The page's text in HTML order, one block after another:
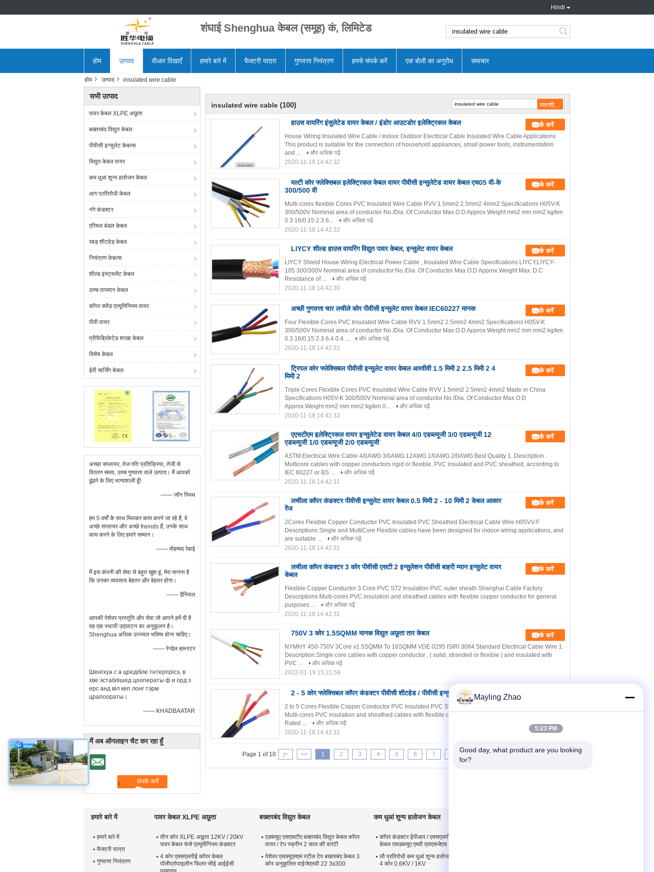
Hindi
शंघाई Shenghua केबल (समूह) कं, लिमिटेड
search
होम उत्पाद वीआर दिखाएँ हमारे बारे में फैक्टरी यात्रा गुणवत्ता नियंत्रण हमसे संपर्क करें एक बोली का अनुरोध समाचार
होम उत्पाद insulated wire cable
सभी उत्पाद
पावर केबल XLPE अछूता
बख्तरबंद विद्युत केबल
पीवीसी इन्सुलेट केबल्स
विद्युत केबल वायर
कम धुआं शून्य हलोजन केबल
आग प्रतिरोधी केबल
नंगे कंडक्टर
एरियल बंडल केबल
रबड़ शीटहेड केबल
नियंत्रण केबल्स
शील्ड इंस्ट्रूमेंट केबल
उच्च तापमान केबल
कॉपर क्लैड एल्यूमिनियम वायर
पीवी वायर
प्रीफैब्रिकेटेड शाखा केबल
विशेष केबल
ईवी चार्जिंग केबल
अच्छा सप्लायर, तेज गति प्रतिक्रिया, तेजी से
वितरण समय, उच्च गुणवत्ता वाले उत्पाद। मैं आपको
ढूंढने के लिए भाग्यशाली हूँ!
—— जॉन स्मिथ
हम 5 वर्षों के साथ मिलकर काम करने जा रहे हैं, वे
अच्छे सप्लायर और अच्छे freinds हैं, उनके साथ
काम करने के लिए हमारे सम्मान।
—— मोहम्मद रेबाई
मैं इस कंपनी की सेवा से बहुत खुश हूं, मेरा मानना ​​है
कि उनका व्यवसाय बेहतर और बेहतर होगा।
—— डैनियल
आपकी पेशेवर प्रस्तुति और सेवा जो आपने हमें दी है
वह एक स्थायी उद्घाटन का अनुकूलन है।
Shenghua अधिक उज्ज्वल भविष्य होना चाहिए।
—— रेन्डेल ब्रूस्टर
Шенгхуа с а цредібле тнтерпрісэ, в
хве эстаблішед цооператы ф и орд з
ерс анд віл кеп лонг тэрм
црапоораты।
—— KHADBAATAR
मैं अब ऑनलाइन चैट कर रहा हूँ
insulated wire cable (100)
हाउस वायरिंग इंसुलेटेड वायर केबल / इंडोर आउटडोर इलेक्ट्रिकल केबल संपर्क करें
House Wiring Insulated Wire Cable / Indoor Outdoor Electrical Cable Insulated Wire Cable Applications
This product is suitable for the connection of household appliances, small power tools, instrumentation
and ...
और अधिक पढ़ें
2020-11-18 14:42:32
मल्टी कोर फ्लेक्सिबल इलेक्ट्रिकल केबल वायर पीवीसी इन्सुलेटेड वायर केबल एच05 वी-के
300/500 वी
संपर्क करें
Multi-cores flexible Cores PVC Insulated Wire Cable RVV 1.5mm2 2.5mm2 4mm2 Specifications H05V-K
300/500V Nominal area of conductor No./Dia. Of Conductor Max.O.D Approx.Weight mm2 mm mm2 kg/km
0.3 16/0.15 2.3 6...
और अधिक पढ़ें
2020-11-18 14:42:32
LIYCY शील्ड हाउस वायरिंग विद्युत पावर केबल, इन्सुलेट वायर केबल संपर्क करें
LIYCY Shield House Wiring Electrical Power Cable , Insulated Wire Cable Specifications LIYCY,LIYCY-
105 300/300V Nominal area of conductor No./Dia. Of Conductor Max.O.D Approx.Weight Max. D.C
Resistance of ...
और अधिक पढ़ें
2020-11-18 14:42:30
अच्छी गुणवत्ता चार लचीले कोर पीवीसी इन्सुलेट वायर केबल IEC60227 मानक संपर्क करें
Four Flexible Cores PVC Insulated Wire Cable RVV 1.5mm2 2.5mm2 4mm2 Specifications H05V-K
300/500V Nominal area of conductor No./Dia. Of Conductor Max.O.D Approx.Weight mm2 mm mm2 kg/km
0.3 16/0.15 2.3 6.4 0.4 ...
और अधिक पढ़ें
2020-11-18 14:42:32
ट्रिपल कोर फ्लेक्सिबल पीवीसी इन्सुलेट वायर केबल आरवीवी 1.5 मिमी 2 2.5 मिमी 2 4
मिमी 2
संपर्क करें
Triple Cores Flexible Cores PVC Insulated Wire Cable RVV 1.5mm2 2.5mm2 4mm2 Made in China
Specifications H05V-K 300/500V Nominal area of conductor No./Dia. Of Conductor Max.O.D
Approx.Weight mm2 mm mm2 kg/km 0...
और अधिक पढ़ें
2020-11-18 14:42:32
एएसटीएम इलेक्ट्रिकल वायर इन्सुलेटेड वायर केबल 4/0 एडब्ल्यूजी 3/0 एडब्ल्यूजी 12
एडब्ल्यूजी 1/0 एडब्ल्यूजी 2/0 एडब्ल्यूजी
संपर्क करें
ASTM Electrical Wire Cable 4/0AWG 3/0AWG 12AWG 1/0AWG 2/0AWG Best Quality 1. Description :
Multicore cables with copper conductors rigid or flexible, PVC insulated and PVC sheathed, according to
IEC 60227 or BS ...
और अधिक पढ़ें
2020-11-18 14:42:31
लचीला कॉपर कंडक्टर पीवीसी इन्सुलेट वायर केबल 0.5 मिमी 2 - 10 मिमी 2 केबल आकार
रेंज
संपर्क करें
2Cores Flexible Copper Conductor PVC Insulated PVC Sheathed Electrical Cable Wire H05VV-F
Descriptions Single and MultiCore Flexible cables have been designed for indoor wiring applications, and
are suitable ...
और अधिक पढ़ें
2020-11-18 14:42:31
लचीला कॉपर कंडक्टर 3 कोर पीवीसी एसटी 2 इन्सुलेशन पीवीसी बाहरी म्यान इन्सुलेट वायर
केबल
संपर्क करें
Flexible Copper Conductor 3 Core PVC ST2 Insulation PVC outer sheath Shanghai Cable Factory
Descriptions Multi-cores PVC insulation and sheathed cables with flexible copper conductor for general
purposes ...
और अधिक पढ़ें
2020-11-18 14:42:31
750V 3 कोर 1.5SQMM मानक विद्युत अछूता तार केबल संपर्क करें
NYMHY 450-750V 3Core x1.5SQMM To 16SQMM VDE 0295 ISIRI 3084 Standard Electrical Cable Wire 1.
Description:Single core cables with copper conductor , ( solid, stranded or flexible ) and insulated with
PVC ...
और अधिक पढ़ें
2022-01-19 15:21:59
2 - 5 कोर फ्लेक्सिबल कॉपर कंडक्टर पीवीसी शीटहेड / पीवीसी इन्सुलेटेड वायर केबल
2 to 5 Cores Flexible Copper Conductor PVC Insulated PVC Sheathed Electrical Cable Wire Construction
Multi-cores PVC insulation and sheathed cables with flexible copper conductor for general purposes
Rated ...
और अधिक पढ़ें
2020-11-18 14:42:31
Page 1 of 10 |< << 1 2 3 4 5 6 7 9 10 >> >|
हमारे बारे में
हमारे बारे में
फैक्टरी यात्रा
गुणवत्ता नियंत्रण
पावर केबल XLPE अछूता
तीन कोर XLPE अछूता 12KV / 20kV
पावर केबल फंसे एल्यूमीनियम कंडक्टर
4 कोर एक्सएलपीई कॉपर केबल
पॉलीप्रोपाइलीन फिलर सीई आईईसी
बख्तरबंद विद्युत केबल
एडब्ल्यूए एसएसटीए बख्तरबंद विद्युत केबल कॉपर
वायर / टेप स्क्रीन 2 साल की वारंटी
पेशेवर एसक्यूएमएम स्टील टेप बख्तरबंद केबल 3
कोर अनुकूलित वाईजेएलवी 22 3x300
कम धुआं शून्य हलोजन केबल
कॉपर कंडक्टर ईपीआर / एक्सएलपीई इन्सुलेट पावर
केबल एसडब्ल्यूए एमवी एलएसजेएच 3 कोर
लौ प्रतिरोधी कम धुआं शून्य हलोजन केबल अनुकूलित
4 कोर 0.6KV / 1KV
Mayling Zhao
5:23 PM
Good day, what product are you looking
for?